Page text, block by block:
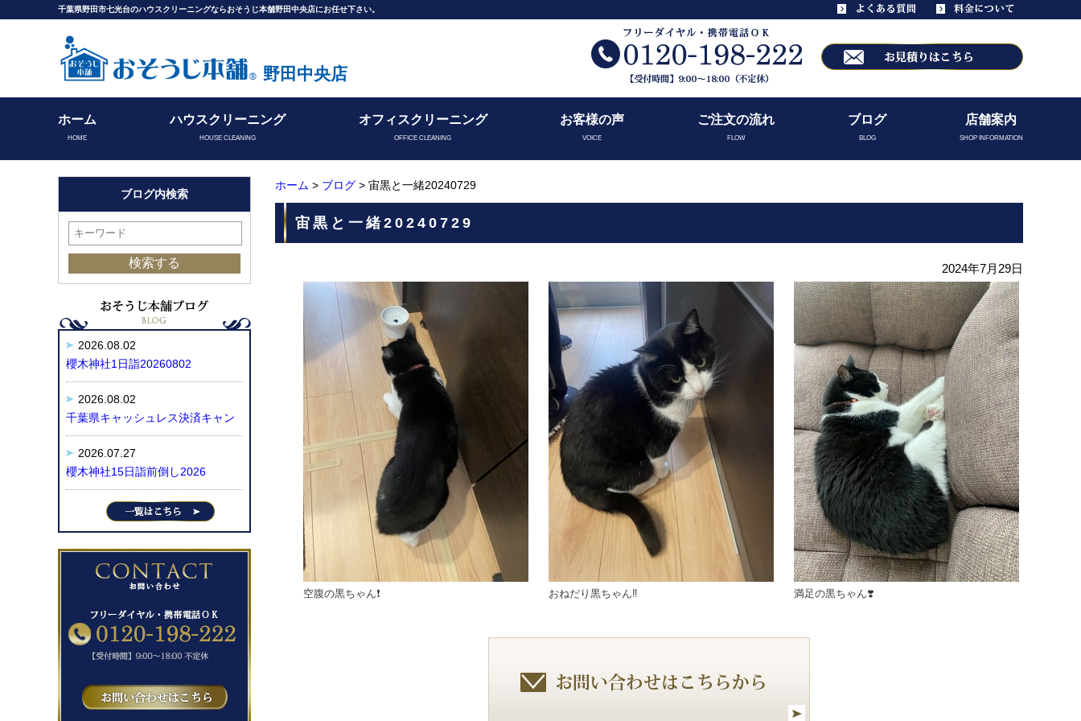
千葉県野田市七光台のハウスクリーニングならおそうじ本舗野田中央店にお任せ下さい。
野田中央店
ホーム
HOME
ハウスクリーニング
HOUSE CLEANING
オフィスクリーニング
OFFICE CLEANING
お客様の声
VOICE
ご注文の流れ
FLOW
ブログ
BLOG
店舗案内
SHOP INFORMATION
ホーム > ブログ > 宙黒と一緒20240729
宙黒と一緒20240729
2024年7月29日
空腹の黒ちゃん❗️ おねだり黒ちゃん‼️ 満足の黒ちゃん❣️
ブログ内検索
2026.08.02
櫻木神社1日詣20260802
2026.08.02
千葉県キャッシュレス決済キャン
2026.07.27
櫻木神社15日詣前倒し2026